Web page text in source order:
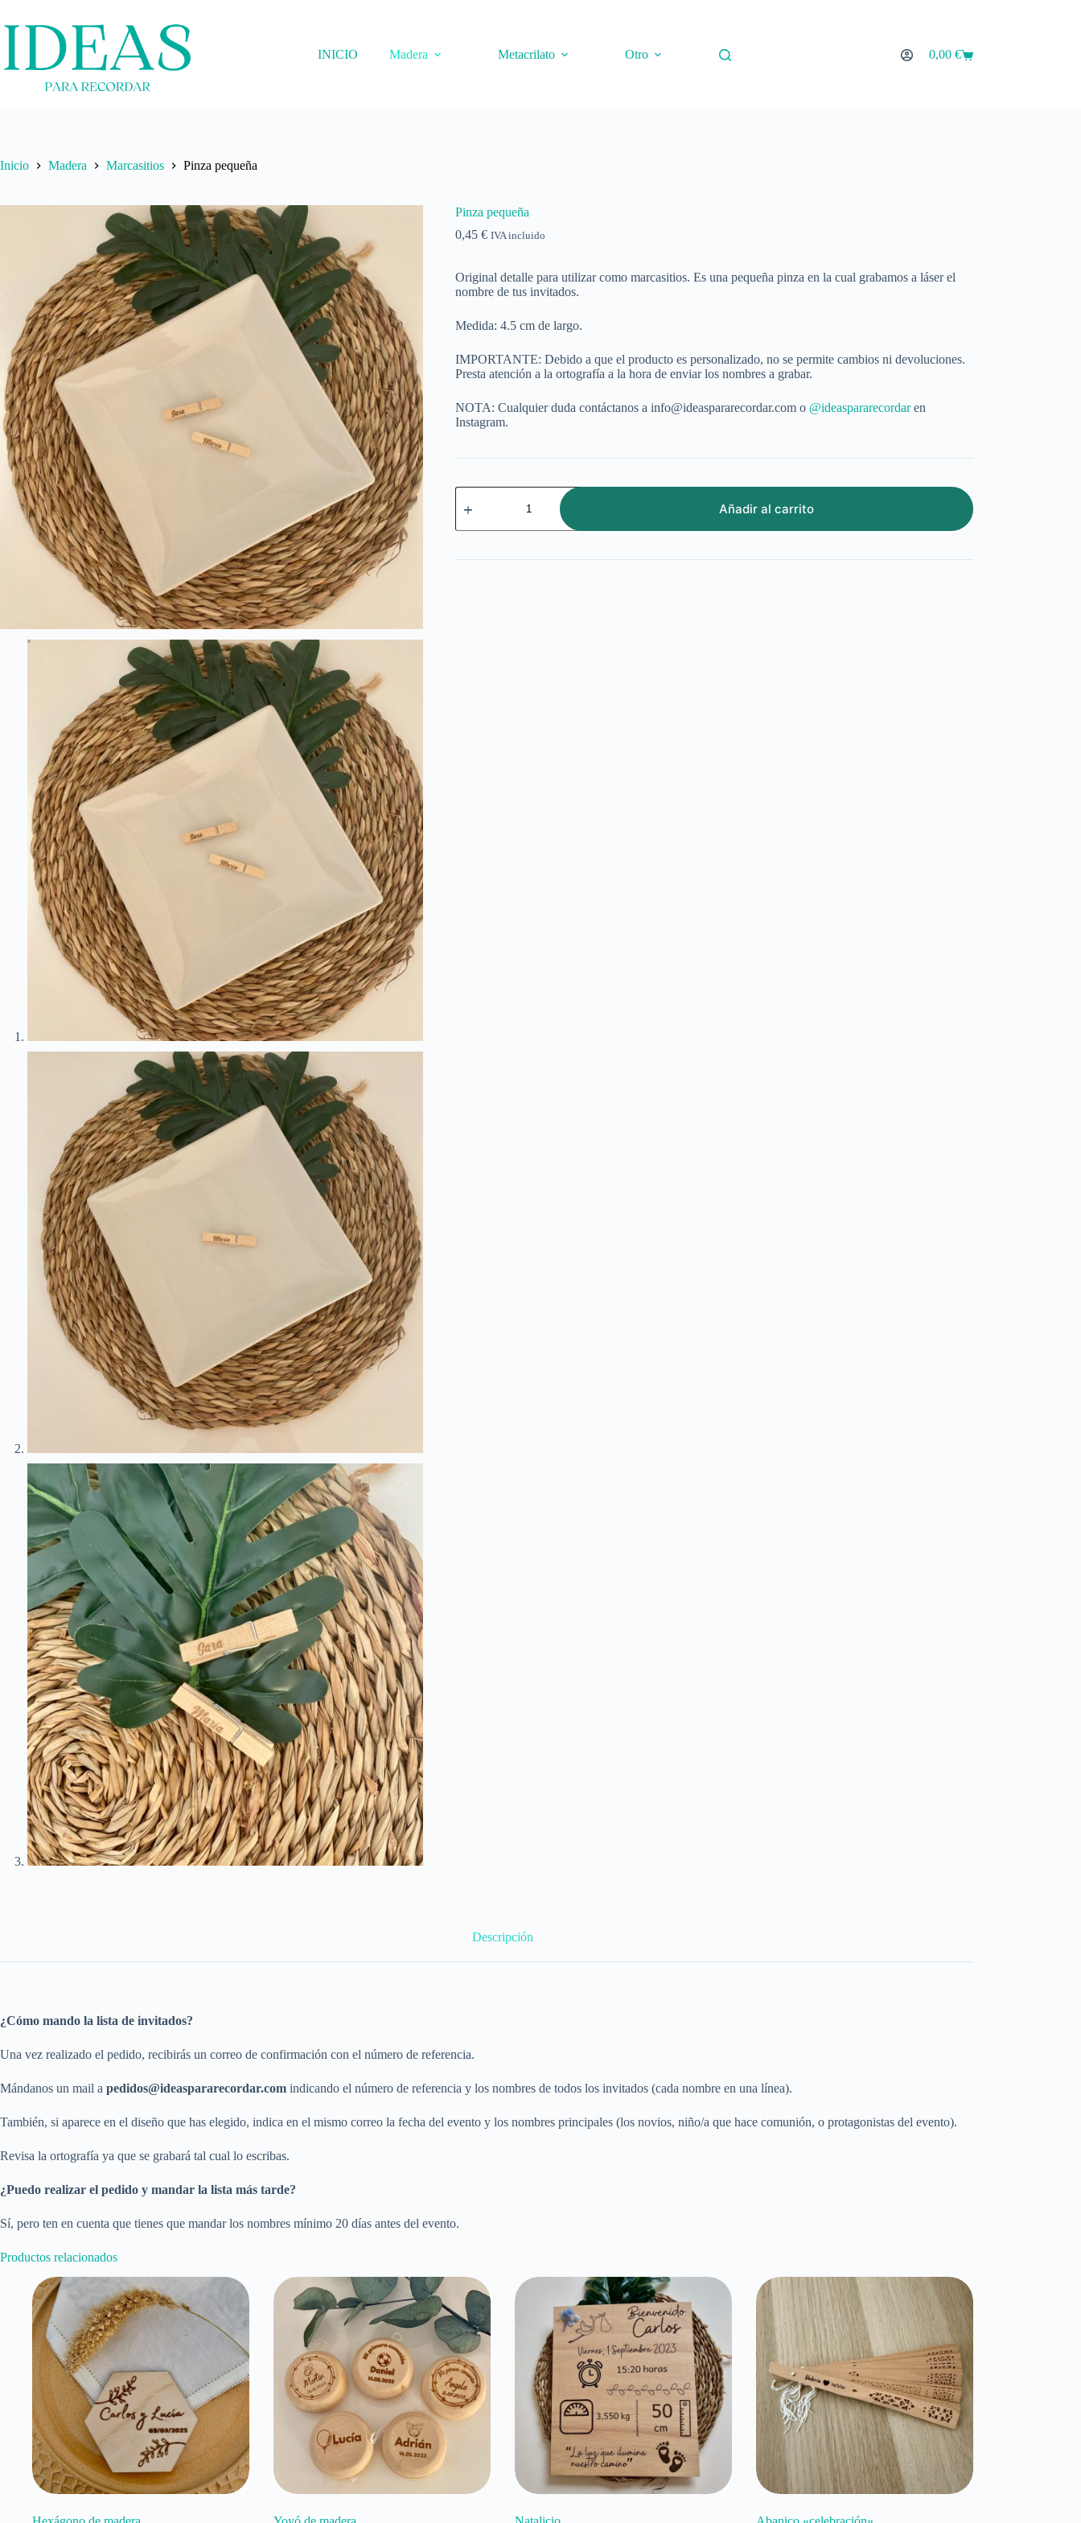
INICIO
Madera Metacrilato Otro
Carro
0,00 €
Inicio Madera Marcasitios Pinza pequeña
Pinza pequeña
0,45€ IVA incluido
Original detalle para utilizar como marcasitios. Es una pequeña pinza en la cual grabamos a láser el
nombre de tus invitados.
Medida: 4.5 cm de largo.
IMPORTANTE: Debido a que el producto es personalizado, no se permite cambios ni devoluciones.
Presta atención a la ortografía a la hora de enviar los nombres a grabar.
NOTA: Cualquier duda contáctanos a info@ideaspararecordar.com o @ideaspararecordaren
Instagram.
Pinza
pequeña
Añadir al carrito
Descripción
¿Cómo mando la lista de invitados?
Una vez realizado el pedido, recibirás un correo de confirmación con el número de referencia.
Mándanos un mail a pedidos@ideaspararecordar.com indicando el número de referencia y los nombres de todos los invitados (cada nombre en una línea).
También, si aparece en el diseño que has elegido, indica en el mismo correo la fecha del evento y los nombres principales (los novios, niño/a que hace comunión, o protagonistas del evento).
Revisa la ortografía ya que se grabará tal cual lo escribas.
¿Puedo realizar el pedido y mandar la lista más tarde?
Sí, pero ten en cuenta que tienes que mandar los nombres mínimo 20 días antes del evento.
Productos relacionados